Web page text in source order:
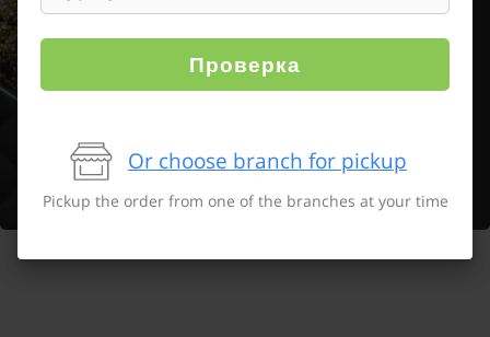
Проверка
Or choose branch for pickup
Pickup the order from one of the branches at your time